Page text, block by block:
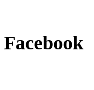
Facebook